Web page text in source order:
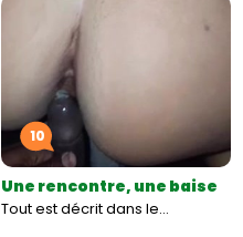
10
Une rencontre, une baise
Tout est décrit dans le…